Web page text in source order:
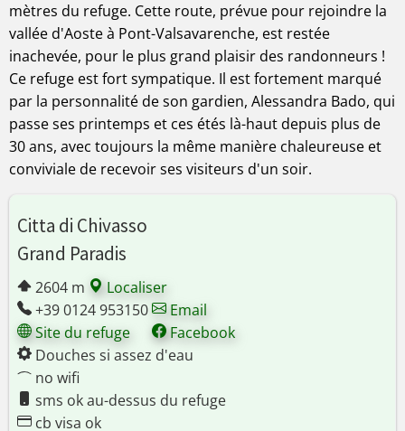
mètres du refuge. Cette route, prévue pour rejoindre la
vallée d'Aoste à Pont-Valsavarenche, est restée
inachevée, pour le plus grand plaisir des randonneurs !
Ce refuge est fort sympatique. Il est fortement marqué
par la personnalité de son gardien, Alessandra Bado, qui
passe ses printemps et ces étés là-haut depuis plus de
30 ans, avec toujours la même manière chaleureuse et
conviviale de recevoir ses visiteurs d'un soir.
Citta di Chivasso
Grand Paradis
2604 m
Localiser
+39 0124 953150
Email
Site du refuge
Facebook
Douches si assez d'eau
no wifi
sms ok au-dessus du refuge
cb visa ok